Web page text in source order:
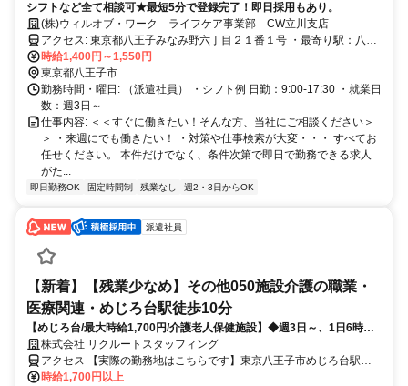
シフトなど全て相談可★最短5分で登録完了！即日採用もあり。
(株)ウィルオブ・ワーク ライフケア事業部 CW立川支店
アクセス: 東京都八王子みなみ野六丁目２１番１号 ・最寄り駅：八王
子みなみ野(横浜線)駅」より徒歩13分 ★車通勤可能です！
時給1,400円～1,550円
東京都八王子市
勤務時間・曜日: （派遣社員） ・シフト例 日勤：9:00-17:30 ・就業日
数：週3日～
仕事内容: ＜＜すぐに働きたい！そんな方、当社にご相談ください＞
＞ ・来週にでも働きたい！ ・対策や仕事検索が大変・・・ すべてお
任せください。 本件だけでなく、条件次第で即日で勤務できる求人
がた...
即日勤務OK 固定時間制 残業なし 週2・3日からOK
派遣社員
【新着】【残業少なめ】その他050施設介護の職業・
医療関連・めじろ台駅徒歩10分
【めじろ台/最大時給1,700円/介護老人保健施設】◆週3日～、1日6時間
～、勤務曜日の相談可能
株式会社 リクルートスタッフィング
アクセス 【実際の勤務地はこちらです】東京八王子市めじろ台駅徒
歩10分
時給1,700円以上